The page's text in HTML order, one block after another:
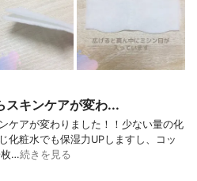
スキンケアが変わ...
ケアが変わりました！！少ない量の化
化粧水でも保湿力UPしますし、コッ
枚…続きを見る